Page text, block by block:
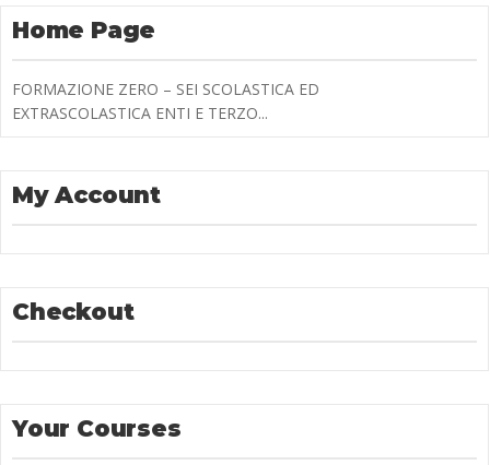
Home Page
FORMAZIONE ZERO – SEI SCOLASTICA ED
EXTRASCOLASTICA ENTI E TERZO...
My Account
Checkout
Your Courses